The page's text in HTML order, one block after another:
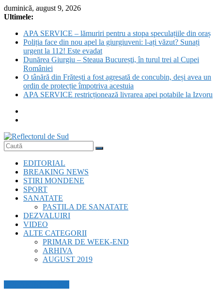
Skip
to
duminică, august 9, 2026
Ultimele:
APA SERVICE – lămuriri pentru a stopa speculațiile din oraș
Poliția face din nou apel la giurgiuveni: l-ați văzut? Sunați
urgent la 112! Este evadat
Dunărea Giurgiu – Steaua București, în turul trei al Cupei
României
O tânără din Frătești a fost agresată de concubin, deși avea un
ordin de protecție împotriva acestuia
APA SERVICE restricționează livrarea apei potabile la Izvoru
Reflectorul
Sud
EDITORIAL
BREAKING NEWS
STIRI MONDENE
SPORT
SANATATE
PASTILA DE SANATATE
DEZVALUIRI
VIDEO
ALTE CATEGORII
PRIMAR DE WEEK-END
ARHIVA
AUGUST 2019